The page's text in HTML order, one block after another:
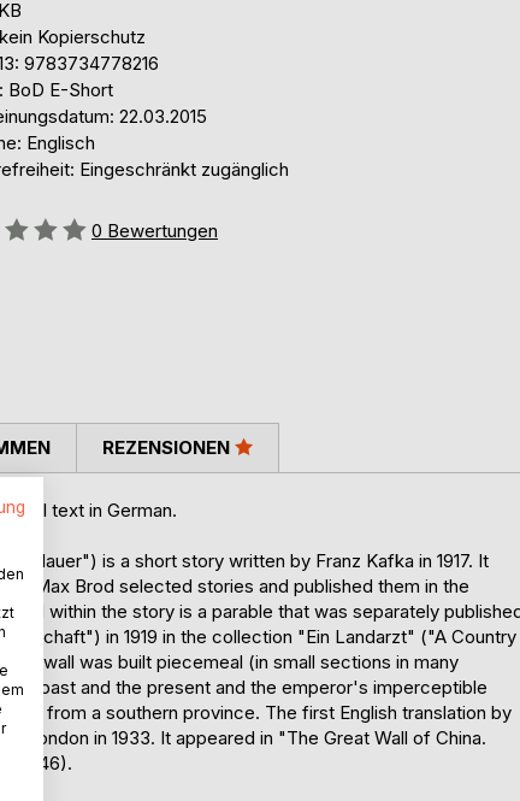
Kopierschutz
9783734778216
BoD E-Short
22.03.2015
Englisch
Eingeschränkt zugänglich
0 Bewertungen
text in German.
Mauer") is a short story written by Franz Kafka in 1917. It
Max Brod selected stories and published them in the
within the story is a parable that was separately
in 1919 in the collection "Ein Landarzt" ("A Country
wall was built piecemeal (in small sections in many
past and the present and the emperor's imperceptible
from a southern province. The first English translation by
London in 1933. It appeared in "The Great Wall of China.
1946).
REZENSIONEN